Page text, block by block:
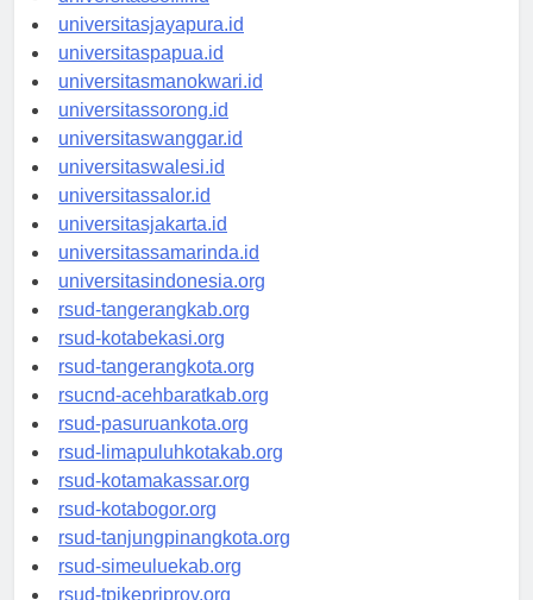
universitassofifi.id
universitasjayapura.id
universitaspapua.id
universitasmanokwari.id
universitassorong.id
universitaswanggar.id
universitaswalesi.id
universitassalor.id
universitasjakarta.id
universitassamarinda.id
universitasindonesia.org
rsud-tangerangkab.org
rsud-kotabekasi.org
rsud-tangerangkota.org
rsucnd-acehbaratkab.org
rsud-pasuruankota.org
rsud-limapuluhkotakab.org
rsud-kotamakassar.org
rsud-kotabogor.org
rsud-tanjungpinangkota.org
rsud-simeuluekab.org